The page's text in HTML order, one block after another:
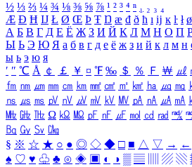
½ ⅓ ⅔ ¼ ¾ ⅛ ⅜ ⅝ ⅞ ¹ ² ³ ⁴ ⁿ ₁ ₂ ₃ ₄
Æ Ð Ħ Ĳ Ł Ø Œ Þ Ŧ Ŋ æ đ ð ħ ı ĳ ĸ ŀ ł ø
А Б В Г Д Е Ё Ж З И Й К Л М Н О П
Ы Ь Э Ю Я а б в г д е ё ж з и й к л м н
ы ь э ю я
′ ″ ℃ Å ￠ ￡ ￥ ¤ ℉ ‰ ＄ ％ Ｆ ￦ ㎕
㎙ ㎚ ㎛ ㎜ ㎝ ㎞ ㎟ ㎠ ㎡ ㎢ ㏊ ㎍ ㎎
㎱ ㎲ ㎳ ㎴ ㎵ ㎶ ㎷ ㎸ ㎹ ㎀ ㎁ ㎂ ㎃
㎒ ㎓ ㎔ Ω ㏀ ㏁ ㎊ ㎋ ㎌ ㏖ ㏅ ㎭ ㎮
㏃ ㏉ ㏜ ㏆
§ ※ ☆ ★ ○ ● ◎ ◇ ◆ □ ■ △ ▽ → ←
♠ ♡ ♥ ♧ ♣ ⊙ ◈ ▣ ◐ ◑ ▒ ▤ ▨ ▧